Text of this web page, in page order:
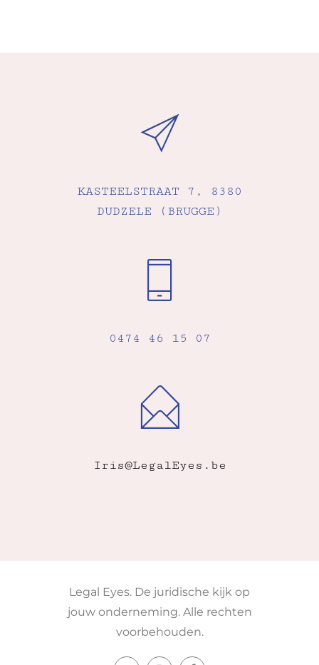
KASTEELSTRAAT 7, 8380
DUDZELE (BRUGGE)
0474 46 15 07
Iris@LegalEyes.be
Legal Eyes. De juridische kijk op
jouw onderneming. Alle rechten
voorbehouden.